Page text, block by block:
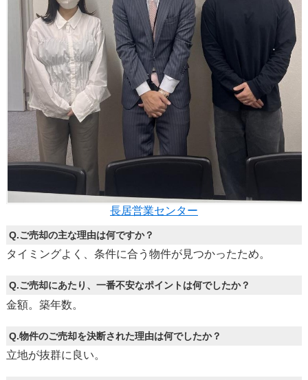
長居営業センター
Q.ご売却の主な理由は何ですか？
タイミングよく、条件に合う物件が見つかったため。
Q.ご売却にあたり、一番不安なポイントは何でしたか？
金額。築年数。
Q.物件のご売却を決断された理由は何でしたか？
立地が抜群に良い。